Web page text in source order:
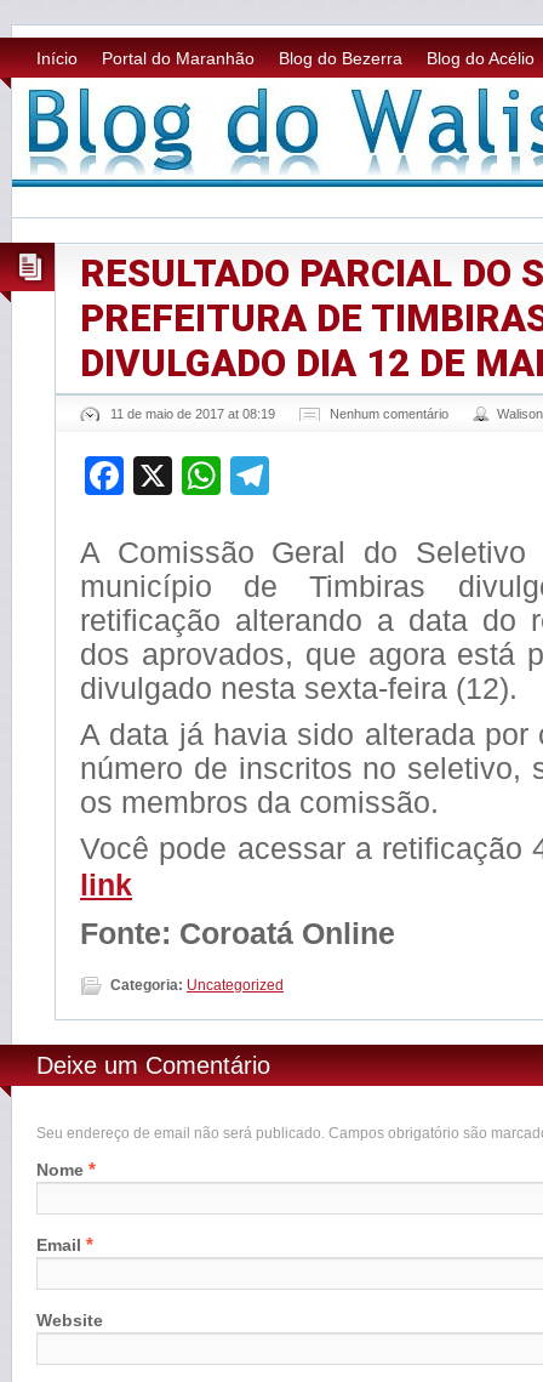
Início Portal do Maranhão Blog do Bezerra Blog do Acélio
RESULTADO PARCIAL DO
PREFEITURA DE
DIVULGADO DIA 12 DE
11 de maio de 2017 at 08:19 Nenhum comentário
Facebook
X WhatsApp
A Comissão Geral do Seletivo
município de Timbiras
retificação alterando a data do
dos aprovados, que agora está
divulgado nesta sexta-feira (12).
A data já havia sido alterada por
número de inscritos no seletivo,
os membros da comissão.
Você pode acessar a retificação
link
Fonte: Coroatá Online
Categoria: Uncategorized
Deixe um Comentário
Seu endereço de email não será publicado. Campos obrigatório são
Nome *
Email *
Website